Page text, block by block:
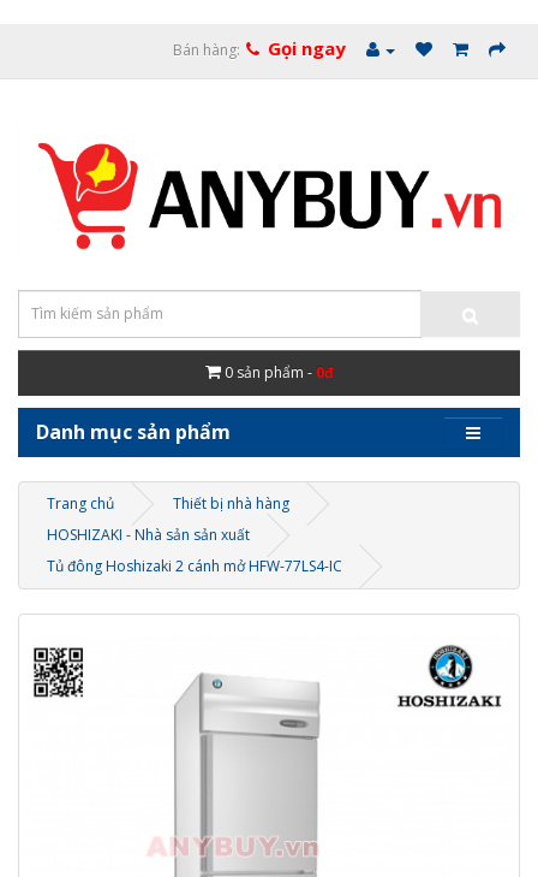
Bán hàng: Gọi ngay
0 sản phẩm - 0đ
Danh mục sản phẩm
Trang chủ
Thiết bị nhà hàng
HOSHIZAKI - Nhà sản sản xuất
Tủ đông Hoshizaki 2 cánh mở HFW-77LS4-IC